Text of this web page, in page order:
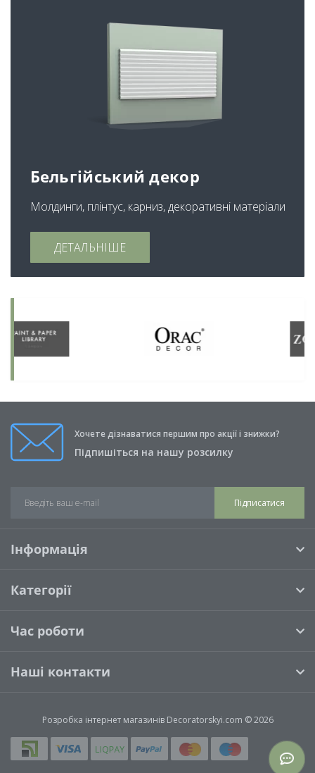
Бельгійський декор
Молдинги, плінтус, карниз, декоративні матеріали
ДЕТАЛЬНІШЕ
Хочете дізнаватися першим про акції і знижки?
Підпишіться на нашу розсилку
Підписатися
Інформація
Категорії
Час роботи
Наші контакти
Розробка інтернет магазинівDecoratorskyi.com © 2026